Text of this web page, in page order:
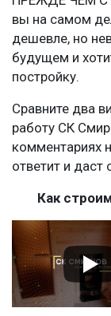
вы на самом
дешевле, но
будущем и
постройку.
Сравните два
работу СК
комментариях
ответит и даст
Как